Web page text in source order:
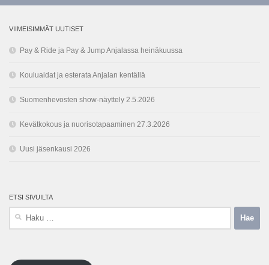
VIIMEISIMMÄT UUTISET
Pay & Ride ja Pay & Jump Anjalassa heinäkuussa
Kouluaidat ja esterata Anjalan kentällä
Suomenhevosten show-näyttely 2.5.2026
Kevätkokous ja nuorisotapaaminen 27.3.2026
Uusi jäsenkausi 2026
ETSI SIVUILTA